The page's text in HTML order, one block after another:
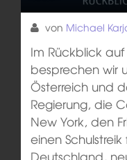
von Michael
Im Rückblick
besprechen wir
Österreich und
Regierung, die
New York, den
einen
Deutschland,